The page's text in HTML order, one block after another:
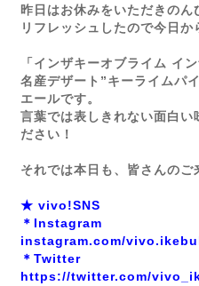
昨日はお休みをいただきのん
リフレッシュしたので今日か
「インザキーオブライム イ
名産デザート”キーライムパ
エールです。
言葉では表しきれない面白い
ださい！
それでは本日も、皆さんのご
★ vivo!SNS
＊Instagram
instagram.com/
＊Twitter
https://twitter.com/